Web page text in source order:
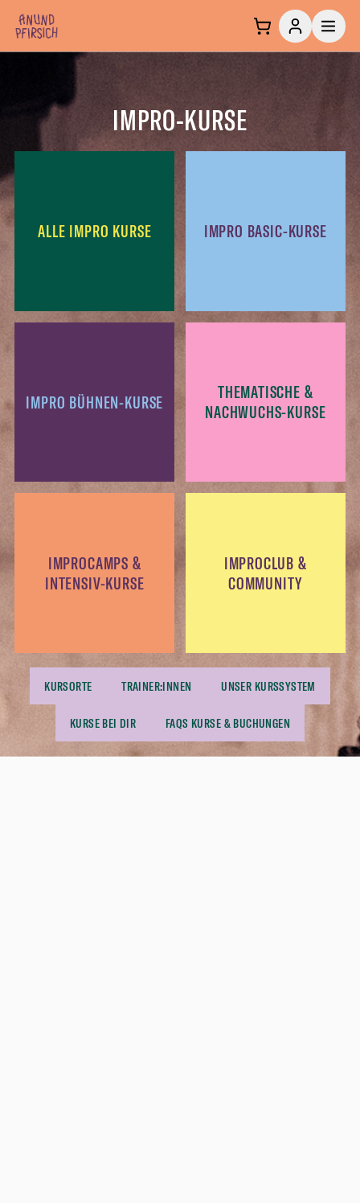
Zum Inhalt springen
IMPRO-KURSE
ALLE IMPRO KURSE IMPRO BASIC-KURSE
IMPRO BÜHNEN-KURSE
THEMATISCHE &
NACHWUCHS-KURSE
IMPROCAMPS &
INTENSIV-KURSE
IMPROCLUB &
COMMUNITY
KURSORTE TRAINER:INNEN UNSER KURSSYSTEM
KURSE BEI DIR FAQS KURSE & BUCHUNGEN